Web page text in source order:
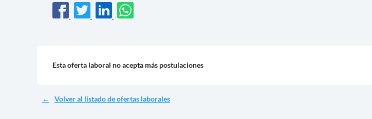
Esta oferta laboral no acepta más postulaciones
Volver al listado de ofertas laborales